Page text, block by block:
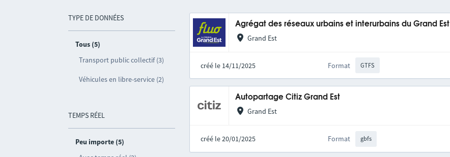
TYPE DE DONNÉES
Tous (5)
Transport public collectif (3)
Véhicules en libre-service (2)
TEMPS RÉEL
Peu importe (5)
Agrégat des réseaux urbains et interurbains du Grand Est
Grand Est
créé le 14/11/2025 Format GTFS
Autopartage Citiz Grand Est
Grand Est
créé le 20/01/2025 Format gbfs